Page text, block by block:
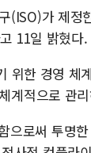
(ISO)가 제정
11일 밝혔다.
위한 경영 체
계적으로 관
로써 투명